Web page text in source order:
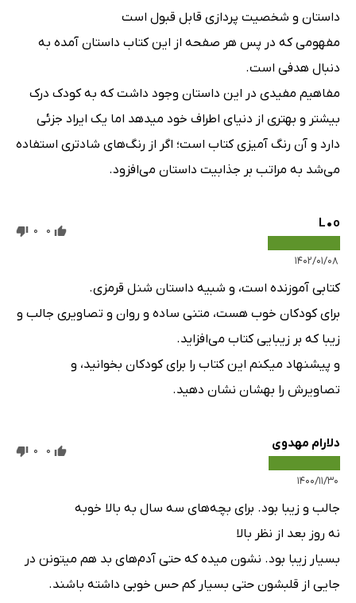
داستان و شخصیت پردازی قابل قبول است
مفهومی که در پس هر صفحه از این کتاب داستان آمده به
دنبال هدفی است.
مفاهیم مفیدی در این داستان وجود داشت که به کودک درک
بیشتر و بهتری از دنیای اطراف خود میدهد اما یک ایراد جزئی
دارد و آن رنگ آمیزی کتاب است؛ اگر از رنگ‌های شادتری استفاده
می‌شد به مراتب بر جذابیت داستان می‌افزود.
L•o
۱۴۰۲/۰۱/۰۸
0
0
کتابی آموزنده است، و شبیه داستان شنل قرمزی.
برای کودکان خوب هست، متنی ساده و روان و تصاویری جالب و
زیبا که بر زیبایی کتاب می‌افزاید.
و پیشنهاد میکنم این کتاب را برای کودکان بخوانید، و
تصاویرش را بهشان نشان دهید.
دلارام مهدوی
۱۴۰۰/۱۱/۳۰
0
0
جالب و زیبا بود. برای بچه‌های سه سال به بالا خوبه
نه روز بعد از نظر بالا
بسیار زیبا بود. نشون میده که حتی آدم‌های بد هم میتونن در
جایی از قلبشون حتی بسیار کم حس خوبی داشته باشند.